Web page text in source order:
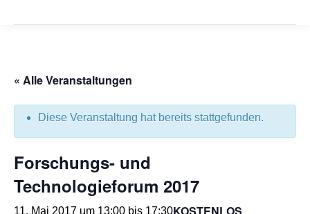
« Alle Veranstaltungen
Diese Veranstaltung hat bereits stattgefunden.
Forschungs- und
Technologieforum 2017
11. Mai 2017 um 13:00 bis 17:30